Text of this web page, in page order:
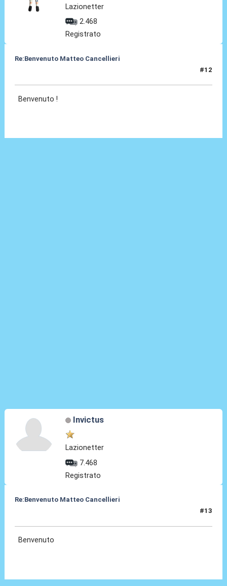
Lazionetter
2.468
Registrato
Re:Benvenuto Matteo Cancellieri
#12
Benvenuto !
Invictus
Lazionetter
7.468
Registrato
Re:Benvenuto Matteo Cancellieri
#13
Benvenuto